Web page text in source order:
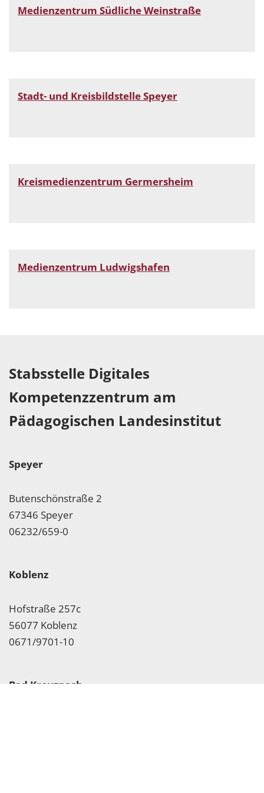
Medienzentrum Südliche Weinstraße
Stadt- und Kreisbildstelle Speyer
Kreismedienzentrum Germersheim
Medienzentrum Ludwigshafen
Stabsstelle Digitales
Kompetenzzentrum am
Pädagogischen Landesinstitut
Speyer
Butenschönstraße 2
67346 Speyer
06232/659-0
Koblenz
Hofstraße 257c
56077 Koblenz
0671/9701-10
Bad Kreuznach